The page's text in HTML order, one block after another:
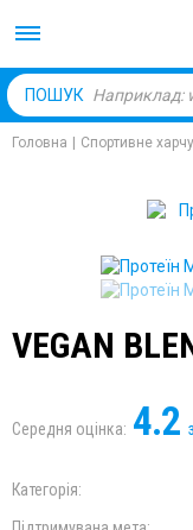
ПОШУК
Головна Спортивне
VEGAN
Середня оцінка: 4.2 з
Категорія: